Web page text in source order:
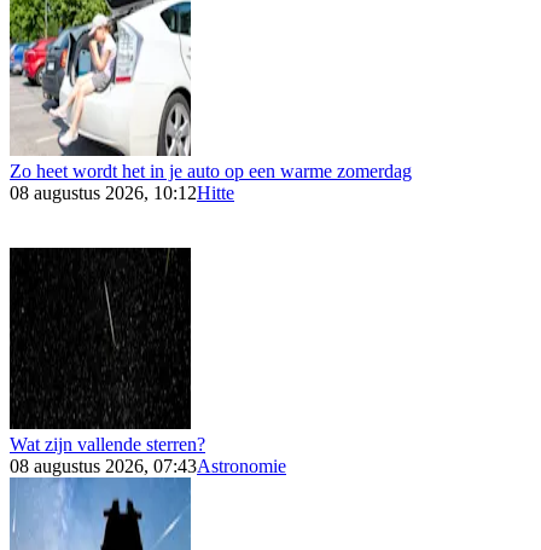
Zo heet wordt het in je auto op een warme zomerdag
08 augustus 2026, 10:12Hitte
Wat zijn vallende sterren?
08 augustus 2026, 07:43Astronomie